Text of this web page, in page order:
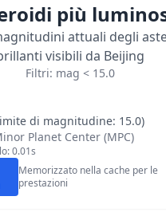
più
attuali degli
visibili da Beijing
Filtri: mag < 15.0
di magnitudine: 15.0)
Planet Center (MPC)
0.01s
Memorizzato nella cache per le
prestazioni